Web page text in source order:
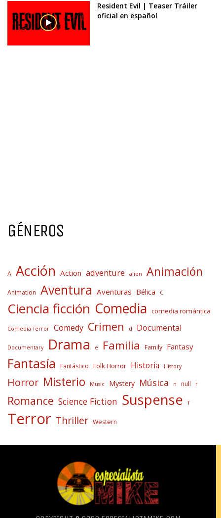
Resident Evil | Teaser Tráiler
oficial en español
GÉNEROS
A Acción Action adventure alien Animación
Animation Aventura Aventuras Bélica C
Ciencia ficción Comedia comedia romántica
Comedia Terror Comedy Crimen d Documental
Documentary Drama e Familia Family Fantasy
Fantasía Fantástico Folk Horror Historia History
Horror Misterio Music Mystery Música n null r
Romance Science Fiction Suspense T
Terror Thriller Western